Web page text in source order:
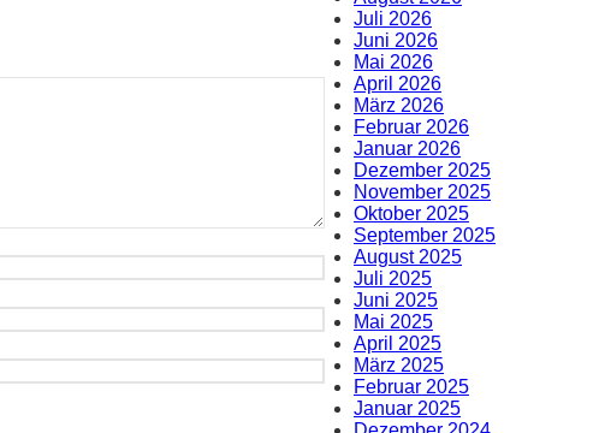
Juli 2026
Juni 2026
Mai 2026
April 2026
März 2026
Februar 2026
Januar 2026
Dezember 2025
November 2025
Oktober 2025
September 2025
August 2025
Juli 2025
Juni 2025
Mai 2025
April 2025
März 2025
Februar 2025
Januar 2025